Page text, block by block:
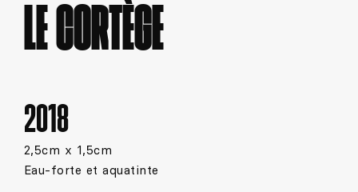
LE CORTÈGE
2018
2,5cm x 1,5cm
Eau-forte et aquatinte